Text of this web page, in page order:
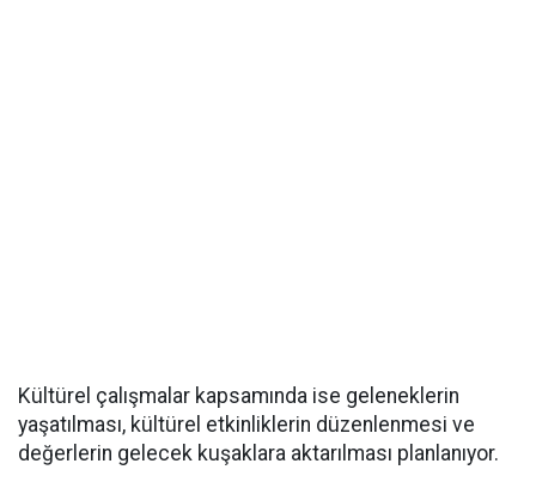
Kültürel çalışmalar kapsamında ise geleneklerin
yaşatılması, kültürel etkinliklerin düzenlenmesi ve
değerlerin gelecek kuşaklara aktarılması planlanıyor.